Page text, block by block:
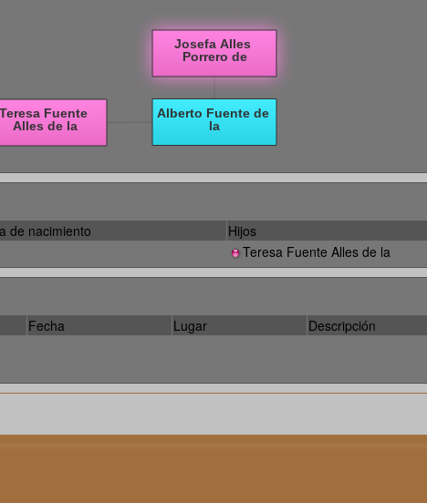
de nacimiento
Hijos
Teresa Fuente Alles de la
Fecha Lugar
Descripción